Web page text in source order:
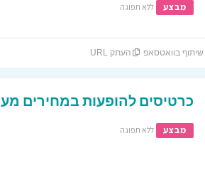
מבצע ללא תפוגה
שיתוף בוואטסאפ העתק URL
כרטיסים להופעות במחירים
מבצע ללא תפוגה